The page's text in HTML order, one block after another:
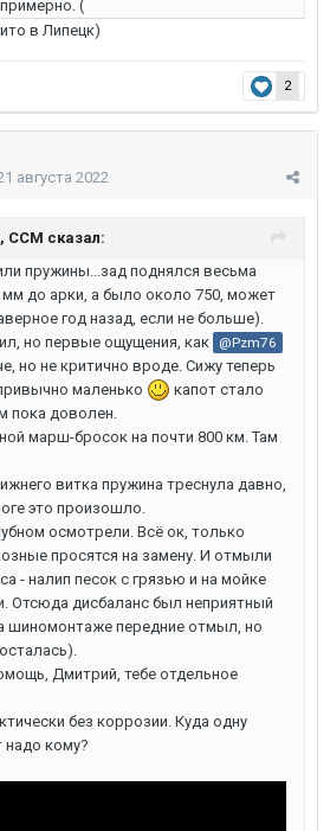
(
в Липецк)
2
августа 2022
ССМ сказал:
пружины...зад поднялся весьма
мм до арки, а было около 750, может
год назад, если не больше).
но первые ощущения, как
@Pzm76
но не критично вроде. Сижу теперь
маленько
капот стало
пока доволен.
марш-бросок на почти 800 км. Там
витка пружина треснула давно,
это произошло.
осмотрели. Всё ок, только
просятся на замену. И отмыли
- налип песок с грязью и на мойке
Отсюда дисбаланс был неприятный
шиномонтаже передние отмыл, но
Дмитрий, тебе отдельное
без коррозии. Куда одну
кому?